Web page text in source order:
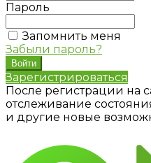
Пароль
Запомнить меня
Забыли пароль?
Зарегистрироваться
После регистрации на
отслеживание
и другие новые